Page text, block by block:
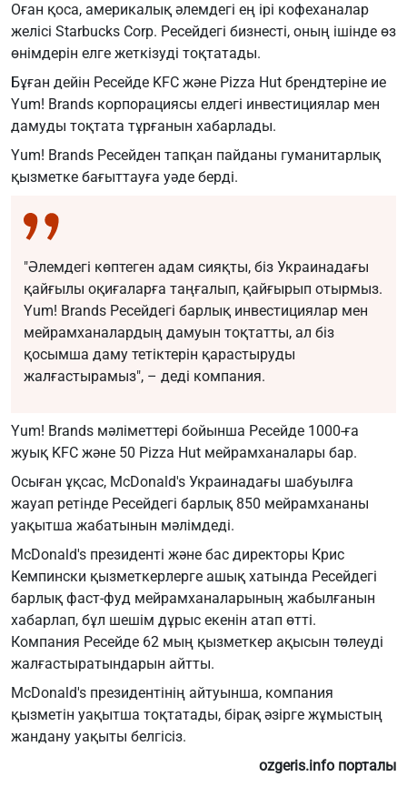
Оған қоса, америкалық әлемдегі ең ірі кофеханалар
желісі Starbucks Corp. Ресейдегі бизнесті, оның ішінде өз
өнімдерін елге жеткізуді тоқтатады.
Бұған дейін Ресейде KFC және Pizza Hut брендтеріне ие
Yum! Brands корпорациясы елдегі инвестициялар мен
дамуды тоқтата тұрғанын хабарлады.
Yum! Brands Ресейден тапқан пайданы гуманитарлық
қызметке бағыттауға уәде берді.
"Әлемдегі көптеген адам сияқты, біз Украинадағы
қайғылы оқиғаларға таңғалып, қайғырып отырмыз.
Yum! Brands Ресейдегі барлық инвестициялар мен
мейрамханалардың дамуын тоқтатты, ал біз
қосымша даму тетіктерін қарастыруды
жалғастырамыз", – деді компания.
Yum! Brands мәліметтері бойынша Ресейде 1000-ға
жуық KFC және 50 Pizza Hut мейрамханалары бар.
Осыған ұқсас, McDonald's Украинадағы шабуылға
жауап ретінде Ресейдегі барлық 850 мейрамхананы
уақытша жабатынын мәлімдеді.
McDonald's президенті және бас директоры Крис
Кемпински қызметкерлерге ашық хатында Ресейдегі
барлық фаст-фуд мейрамханаларының жабылғанын
хабарлап, бұл шешім дұрыс екенін атап өтті.
Компания Ресейде 62 мың қызметкер ақысын төлеуді
жалғастыратындарын айтты.
McDonald's президентінің айтуынша, компания
қызметін уақытша тоқтатады, бірақ әзірге жұмыстың
жандану уақыты белгісіз.
ozgeris.info порталы